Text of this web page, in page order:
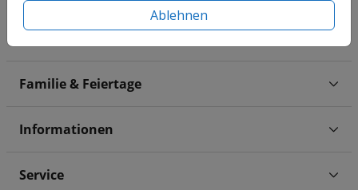
Ablehnen
Familie & Feiertage
Informationen
Service